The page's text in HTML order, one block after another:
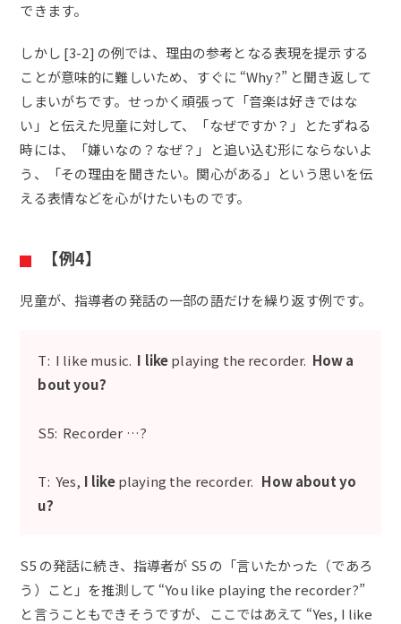
できます。
しかし [3-2] の例では、理由の参考となる表現を提示する
ことが意味的に難しいため、すぐに “Why?” と聞き返して
しまいがちです。せっかく頑張って「音楽は好きではな
い」と伝えた児童に対して、「なぜですか？」とたずねる
時には、「嫌いなの？なぜ？」と追い込む形にならないよ
う、「その理由を聞きたい。関心がある」という思いを伝
える表情などを心がけたいものです。
【例4】
児童が、指導者の発話の一部の語だけを繰り返す例です。
T: I like music. I likeplaying the recorder. How a
bout you?
S5: Recorder …?
T: Yes, I likeplaying the recorder. How about yo
u?
S5 の発話に続き、指導者が S5 の「言いたかった（であろ
う）こと」を推測して “You like playing the recorder?”
と言うこともできそうですが、ここではあえて “Yes, I like